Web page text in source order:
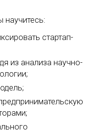
научитесь:
стартап-
из анализа научно-